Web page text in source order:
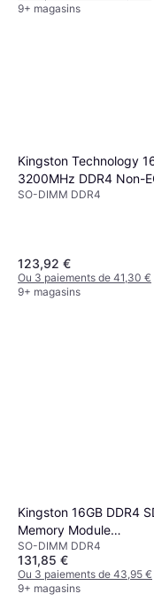
9+ magasins
Kingston Technology
3200MHz DDR4 Non-
CL22 KVR32S22S8/16
SO-DIMM DDR4
123,92 €
Ou 3 paiements de 41,30 €
9+ magasins
Kingston 16GB DDR4
Memory Module
(KCP432SD8/16)
SO-DIMM DDR4
131,85 €
Ou 3 paiements de 43,95 €
9+ magasins